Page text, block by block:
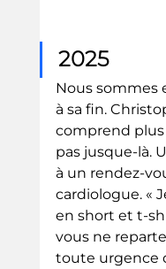
2025
Nous sommes
à sa fin.
comprend plus
pas jusque-là.
à un rendez-
cardiologue. «
en short et t-
vous ne
toute urgence